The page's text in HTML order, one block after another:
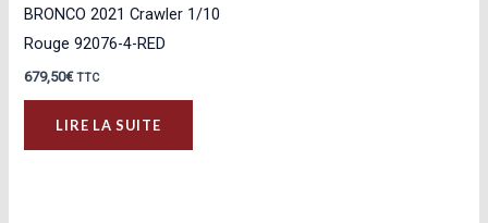
BRONCO 2021 Crawler 1/10
Rouge 92076-4-RED
679,50€ TTC
LIRE LA SUITE